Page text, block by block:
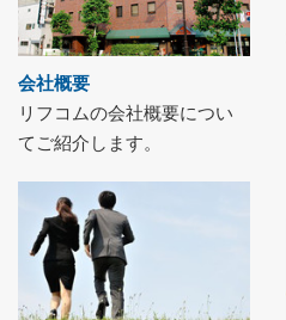
会社概要
リフコムの会社概要につい
てご紹介します。